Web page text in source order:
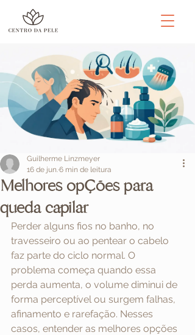
Melhores opções para
queda capilar
Guilherme Linzmeyer
16 de jun.6 min de leitura
Perder alguns fios no banho, no
travesseiro ou ao pentear o cabelo
faz parte do ciclo normal. O
problema começa quando essa
perda aumenta, o volume diminui de
forma perceptível ou surgem falhas,
afinamento e rarefação. Nesses
casos, entender as melhores opções